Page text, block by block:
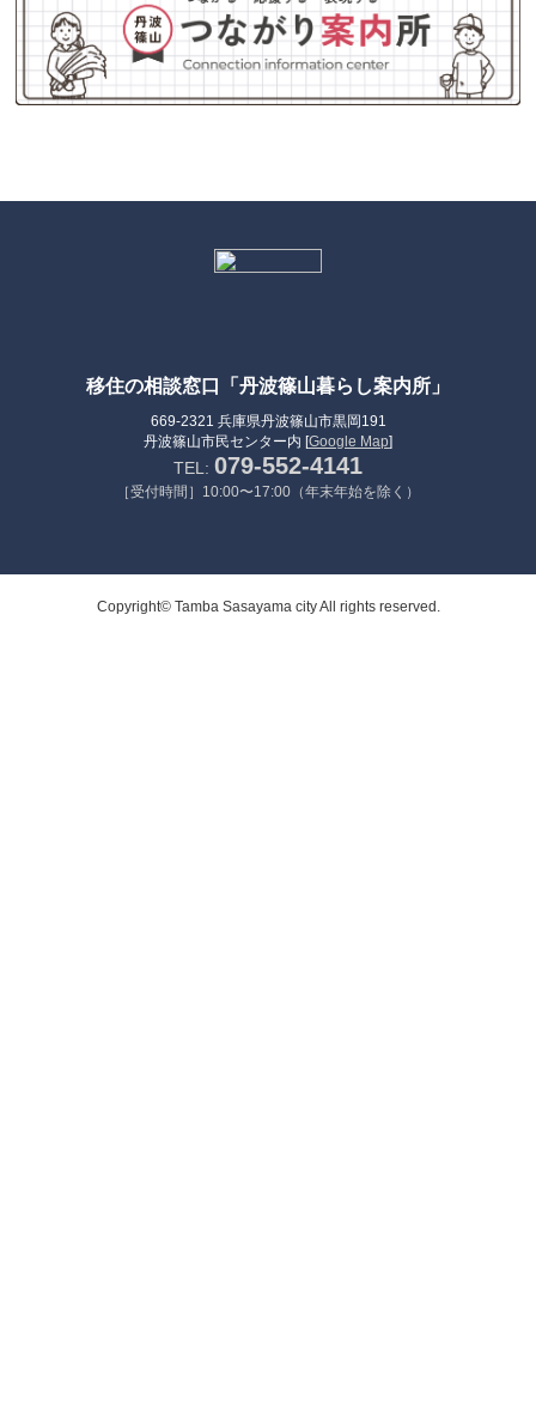
移住の相談窓口「丹波篠山暮らし案内所」
669-2321 兵庫県丹波篠山市黒岡191
丹波篠山市民センター内 [Google Map]
TEL: 079-552-4141
［受付時間］10:00〜17:00（年末年始を除く）
Copyright© Tamba Sasayama city All rights reserved.